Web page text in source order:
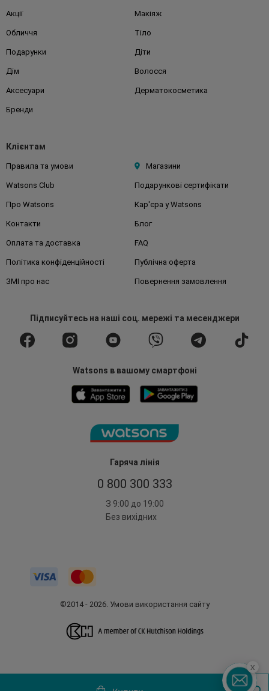
Гаряча лінія
0 800 300 333
З 9:00 до 19:00
Без вихідних
Акції Макіяж
Обличчя Тіло
Подарунки Діти
Дім Волосся
Аксесуари Дерматокосметика
Бренди
Клієнтам
Правила та умови Магазини
Watsons Club Подарункові сертифікати
Про Watsons Кар'єра у Watsons
Контакти Блог
Оплата та доставка FAQ
Політика конфіденційності Публічна оферта
ЗМІ про нас Повернення замовлення
Підписуйтесьна наші соц. мережі та месенджери
Watsons в вашому смартфоні
©2014 - 2026. Умови використання сайту
x